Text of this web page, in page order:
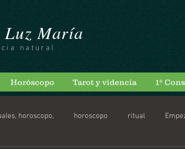
Luz María
natural
Horóscopo Tarot y videncia 1º
horoscopo, horoscopo ritual